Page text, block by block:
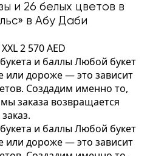
и 26 белых цветов в
в Абу Даби
XXL2 570 AED
и баллыЛюбой букет
или дороже — это зависит
Создадим именно то,
заказа возвращается
и баллыЛюбой букет
или дороже — это зависит